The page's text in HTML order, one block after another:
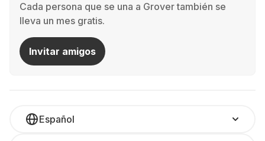
Cada persona que se una a Grover también se
lleva un mes gratis.
Invitar amigos
Español